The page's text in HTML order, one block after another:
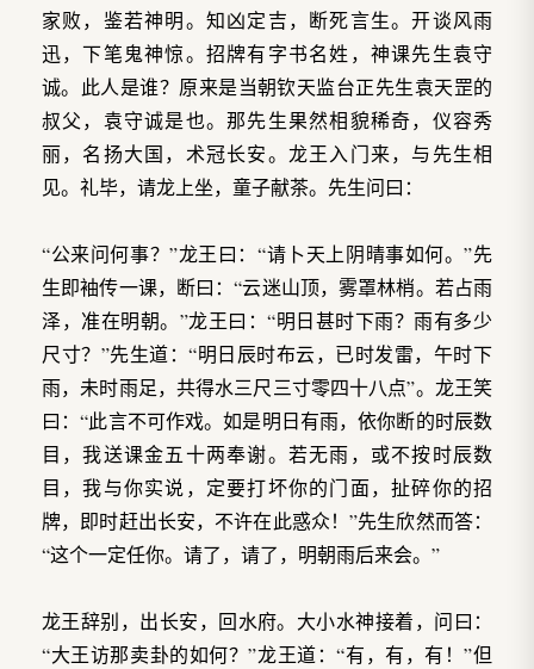
家败，鉴若神明。知凶定吉，断死言生。开谈风雨
迅，下笔鬼神惊。招牌有字书名姓，神课先生袁守
诚。此人是谁？原来是当朝钦天监台正先生袁天罡的
叔父，袁守诚是也。那先生果然相貌稀奇，仪容秀
丽，名扬大国，术冠长安。龙王入门来，与先生相
见。礼毕，请龙上坐，童子献茶。先生问曰：
“公来问何事？”龙王曰：“请卜天上阴晴事如何。”先
生即袖传一课，断曰：“云迷山顶，雾罩林梢。若占雨
泽，准在明朝。”龙王曰：“明日甚时下雨？雨有多少
尺寸？”先生道：“明日辰时布云，已时发雷，午时下
雨，未时雨足，共得水三尺三寸零四十八点”。龙王笑
曰：“此言不可作戏。如是明日有雨，依你断的时辰数
目，我送课金五十两奉谢。若无雨，或不按时辰数
目，我与你实说，定要打坏你的门面，扯碎你的招
牌，即时赶出长安，不许在此惑众！”先生欣然而答：
“这个一定任你。请了，请了，明朝雨后来会。”
龙王辞别，出长安，回水府。大小水神接着，问曰：
“大王访那卖卦的如何？”龙王道：“有，有，有！”但